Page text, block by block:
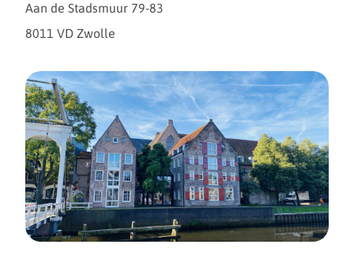
Aan de Stadsmuur 79-83
8011 VD Zwolle